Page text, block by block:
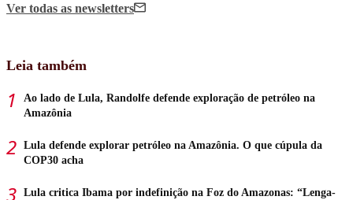
Ver todas as newsletters
Leia também
Ao lado de Lula, Randolfe defende exploração de petróleo na
Amazônia
Lula defende explorar petróleo na Amazônia. O que cúpula da
COP30 acha
Lula critica Ibama por indefinição na Foz do Amazonas: “Lenga-